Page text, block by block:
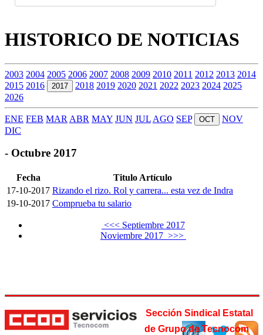
HISTORICO DE NOTICIAS
2003 2004 2005 2006 2007 2008 2009 2010 2011 2012 2013 2014
2015 2016 2017 2018 2019 2020 2021 2022 2023 2024 2025
2026
ENE FEB MAR ABR MAY JUN JUL AGO SEP OCT
NOV
DIC
- Octubre 2017
Fecha
Titulo Artículo
17-10-2017 Rizando el rizo. Rol y carrera... esta vez de Indra
19-10-2017 Comprueba tu salario
<<< Septiembre 2017
Noviembre 2017 >>>
Sección Sindical Estatal
de Grupo de Tecnocom